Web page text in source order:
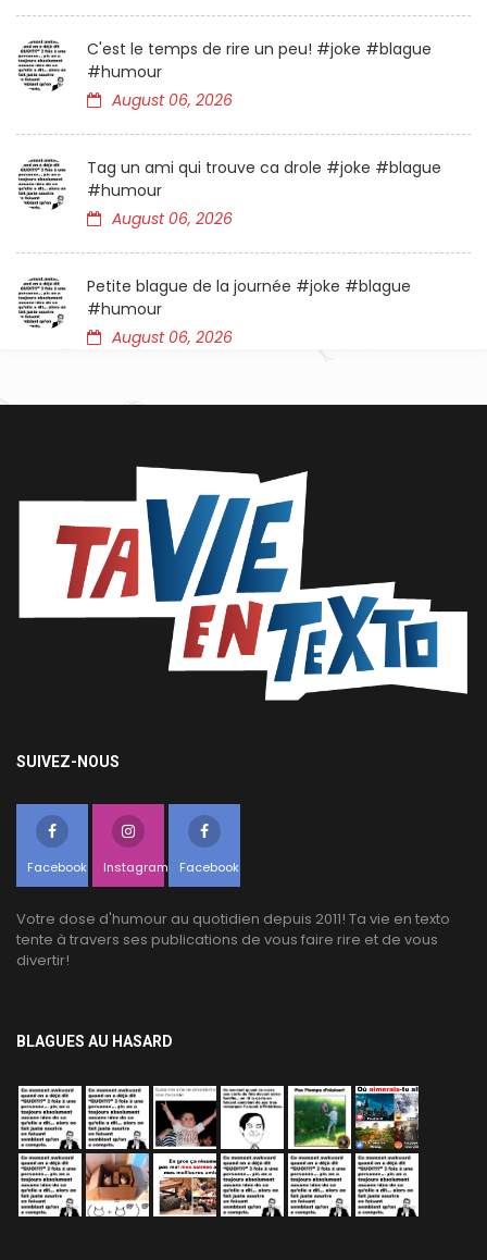
C'est le temps de rire un peu! #joke #blague
#humour
August 06, 2026
Tag un ami qui trouve ca drole #joke #blague
#humour
August 06, 2026
Petite blague de la journée #joke #blague
#humour
August 06, 2026
SUIVEZ-NOUS
Facebook Instagram Facebook
Votre dose d'humour au quotidien depuis 2011! Ta vie en texto
tente à travers ses publications de vous faire rire et de vous
divertir!
BLAGUES AU HASARD